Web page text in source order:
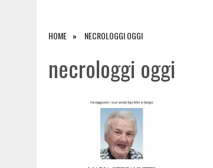
HOME NECROLOGGI OGGI
necrologgi oggi